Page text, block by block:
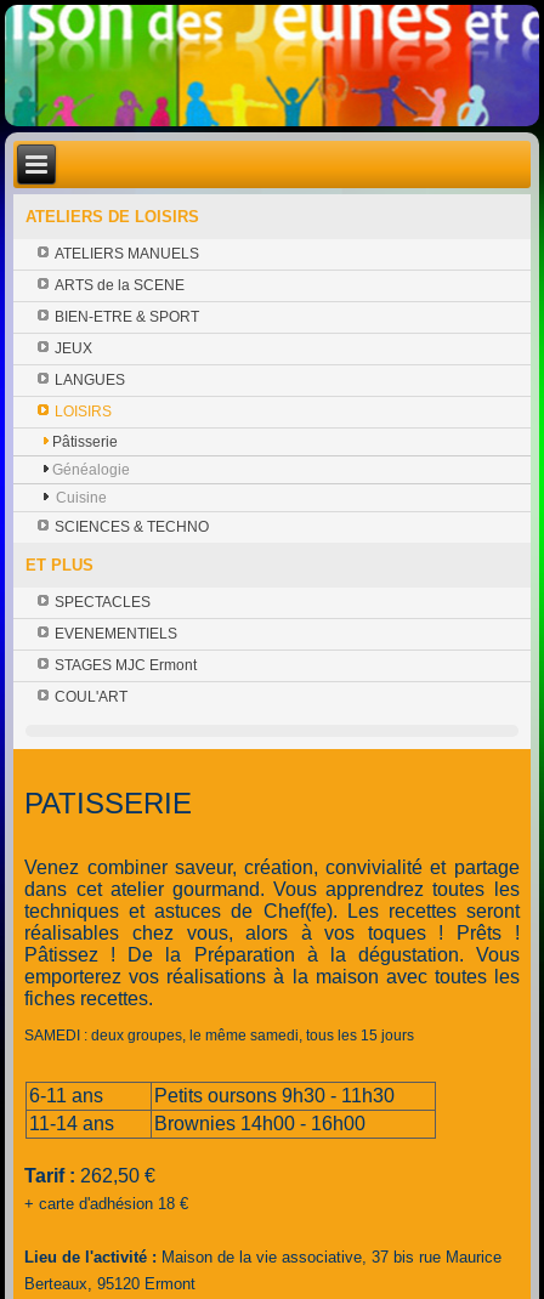
ATELIERS DE LOISIRS
ATELIERS MANUELS
ARTS de la SCENE
BIEN-ETRE & SPORT
JEUX
LANGUES
LOISIRS
Pâtisserie
Généalogie
Cuisine
SCIENCES & TECHNO
ET PLUS
SPECTACLES
EVENEMENTIELS
STAGES MJC Ermont
COUL'ART
PATISSERIE
Venez combiner saveur, création, convivialité et partage
dans cet atelier gourmand. Vous apprendrez toutes les
techniques et astuces de Chef(fe). Les recettes seront
réalisables chez vous, alors à vos toques ! Prêts !
Pâtissez ! De la Préparation à la dégustation. Vous
emporterez vos réalisations à la maison avec toutes les
fiches recettes.
SAMEDI : deux groupes, le même samedi, tous les 15 jours
6-11 ans
Petits oursons 9h30 - 11h30
11-14 ans
Brownies 14h00 - 16h00
Tarif : 262,50 €
+ carte d'adhésion 18 €
Lieu de l'activité : Maison de la vie associative, 37 bis rue Maurice
Berteaux, 95120 Ermont